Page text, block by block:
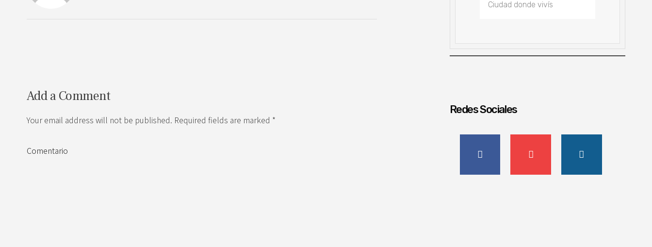
Add a Comment
Your email address will not be published. Required fields are marked *
Comentario
Redes Sociales